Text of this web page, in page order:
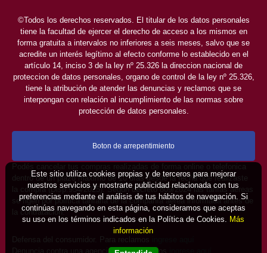
©Todos los derechos reservados. El titular de los datos personales
tiene la facultad de ejercer el derecho de acceso a los mismos en
forma gratuita a intervalos no inferiores a seis meses, salvo que se
acredite un interés legítimo al efecto conforme lo establecido en el
artículo 14, inciso 3 de la ley nº 25.326 la direccion nacional de
proteccion de datos personales, organo de control de la ley nº 25.326,
tiene la atribución de atender las denuncias y reclamos que se
interpongan con relación al incumplimiento de las normas sobre
protección de datos personales.
Boton de arrepentimiento
Podés cancelar tus compras realizadas de forma online o telefonica
dentro de un plazo máximo de 10 días desde la fecha que realizaste
la compra (Disp.954/2025). Según decreto 809/2024 las tarifas aéreas
se rigen por política tarifaria de la compañía aérea informada antes de
la contratación.
Defensa del consumidor. Para reclamos
Denuncia contra una agencia. Para reclamos
Este sitio utiliza cookies propias y de terceros para mejorar
nuestros servicios y mostrarte publicidad relacionada con tus
preferencias mediante el análisis de tus hábitos de navegación. Si
continúas navegando en esta página, consideramos que aceptas
su uso en los términos indicados en la Política de Cookies. Más
información